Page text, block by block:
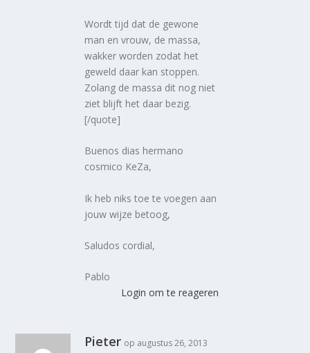
Wordt tijd dat de gewone
man en vrouw, de massa,
wakker worden zodat het
geweld daar kan stoppen.
Zolang de massa dit nog niet
ziet blijft het daar bezig.
[/quote]
Buenos dias hermano
cosmico KeZa,
Ik heb niks toe te voegen aan
jouw wijze betoog,
Saludos cordial,
Pablo
Login om te reageren
Pieter op augustus 26, 2013